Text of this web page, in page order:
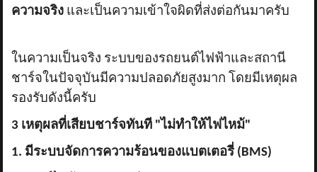
ความจริง และเป็นความเข้าใจผิดที่ส่งต่อกันมาครับ
ในความเป็นจริง ระบบของรถยนต์ไฟฟ้าและสถานี
ชาร์จในปัจจุบันมีความปลอดภัยสูงมาก โดยมีเหตุผล
รองรับดังนี้ครับ
3 เหตุผลที่เสียบชาร์จทันที "ไม่ทำให้ไฟไหม้"
1. มีระบบจัดการความร้อนของแบตเตอรี่ (BMS)